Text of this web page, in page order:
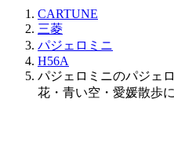
CARTUNE
三菱
パジェロミニ
H56A
パジェロミニのパジェ
花・青い空・愛媛散歩